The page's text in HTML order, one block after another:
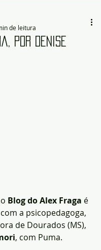
por Denise
de leitura
NaN de 5 estrelas.
Blog do Alex Fraga é
a psicopedagoga,
de Dourados (MS),
, com Puma.